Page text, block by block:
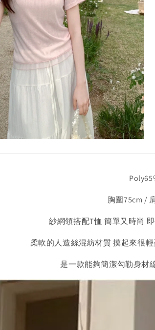
胸圍75cm /
紗網領搭配T恤 簡單又時尚
柔軟的人造絲混紡材質 摸起來很
是一款能夠簡潔勾勒身材